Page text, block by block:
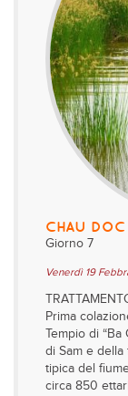
CHAU
Giorno 7
Venerdì 19
Prima
Tempio di
di Sam e della
tipica del
circa 850